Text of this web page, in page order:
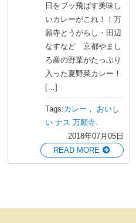
日をブッ飛ばす美味し
いカレーがこれ！！万
願寺とうがらし・田辺
なすなど 京都やまし
ろ産の野菜がたっぷり
入った夏野菜カレー！
[…]
Tags:カレー，
おいし
い ナス 万願寺.
2018年07月05日
READ MORE